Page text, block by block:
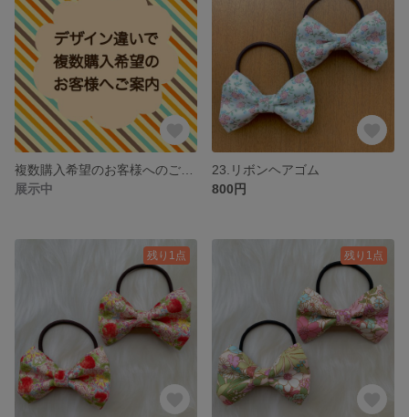
展示中
23.リボンヘアゴム
800円
残り1点 残り1点